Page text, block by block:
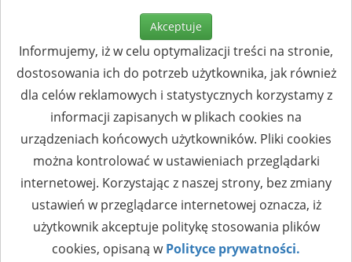
Akceptuje
Informujemy, iż w celu optymalizacji treści na stronie,
dostosowania ich do potrzeb użytkownika, jak również
dla celów reklamowych i statystycznych korzystamy z
informacji zapisanych w plikach cookies na
urządzeniach końcowych użytkowników. Pliki cookies
można kontrolować w ustawieniach przeglądarki
internetowej. Korzystając z naszej strony, bez zmiany
ustawień w przeglądarce internetowej oznacza, iż
użytkownik akceptuje politykę stosowania plików
cookies, opisaną wPolityce prywatności.